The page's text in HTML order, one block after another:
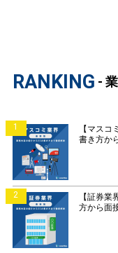
RANKING -
1
【マス
書き方か
2
【証券業
方から面